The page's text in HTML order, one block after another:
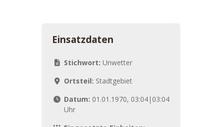
Einsatzdaten
Stichwort: Unwetter
Ortsteil: Stadtgebiet
Datum: 01.01.1970, 03:04|03:04
Uhr